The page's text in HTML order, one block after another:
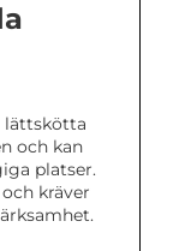
lättskötta
och kan
platser.
kräver